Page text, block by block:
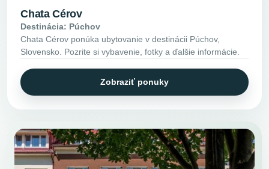
Chata Cérov
Destinácia: Púchov
Chata Cérov ponúka ubytovanie v destinácii Púchov,
Slovensko. Pozrite si vybavenie, fotky a ďalšie informácie.
Zobraziť ponuky